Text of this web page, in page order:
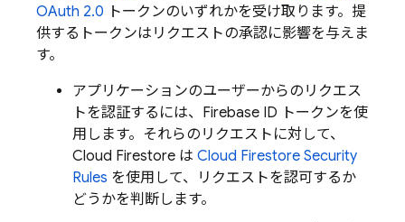
OAuth 2.0 トークンのいずれかを受け取ります。提
供するトークンはリクエストの承認に影響を与えま
す。
アプリケーションのユーザーからのリクエス
トを認証するには、Firebase ID トークンを使
用します。それらのリクエストに対して、
Cloud Firestore は Cloud Firestore Security
Rules を使用して、リクエストを認可するか
どうかを判断します。